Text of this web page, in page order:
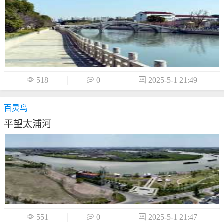
 518  0  2025-5-1 21:49
百灵鸟
平望太浦河
 551  0  2025-5-1 21:47